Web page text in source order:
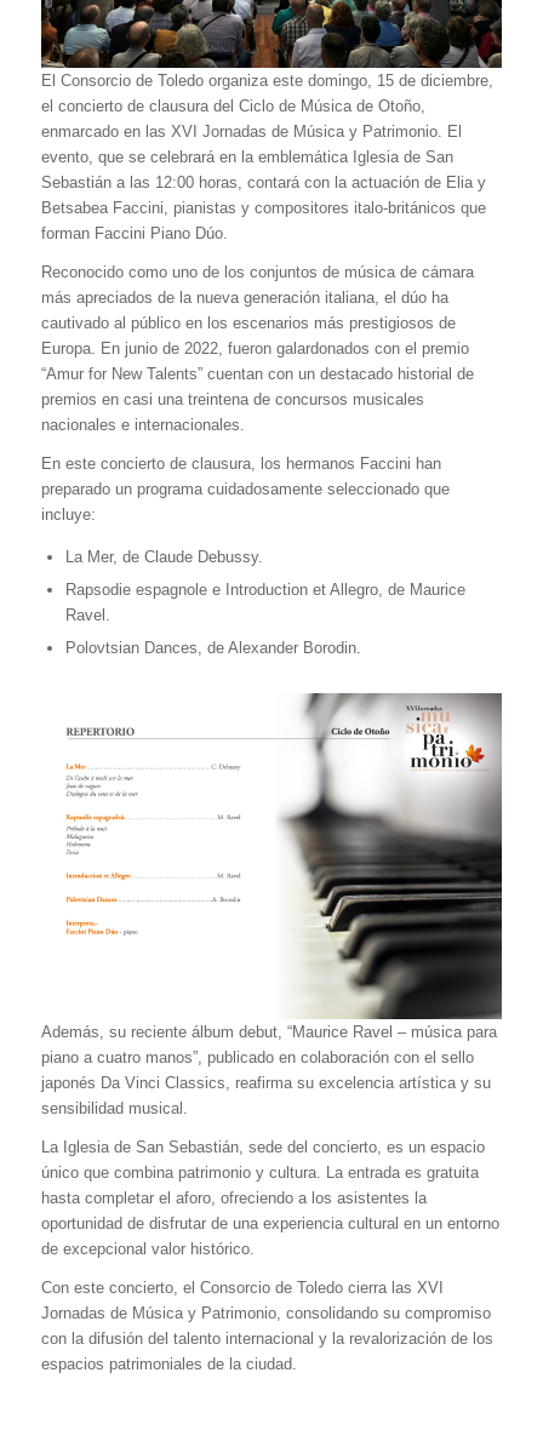
El Consorcio de Toledo organiza este domingo, 15 de diciembre,
el concierto de clausura del Ciclo de Música de Otoño,
enmarcado en las XVI Jornadas de Música y Patrimonio. El
evento, que se celebrará en la emblemática Iglesia de San
Sebastián a las 12:00 horas, contará con la actuación de Elia y
Betsabea Faccini, pianistas y compositores italo-británicos que
forman Faccini Piano Dúo.
Reconocido como uno de los conjuntos de música de cámara
más apreciados de la nueva generación italiana, el dúo ha
cautivado al público en los escenarios más prestigiosos de
Europa. En junio de 2022, fueron galardonados con el premio
“Amur for New Talents” cuentan con un destacado historial de
premios en casi una treintena de concursos musicales
nacionales e internacionales.
En este concierto de clausura, los hermanos Faccini han
preparado un programa cuidadosamente seleccionado que
incluye:
La Mer, de Claude Debussy.
Rapsodie espagnole e Introduction et Allegro, de Maurice
Ravel.
Polovtsian Dances, de Alexander Borodin.
Además, su reciente álbum debut, “Maurice Ravel – música para
piano a cuatro manos”, publicado en colaboración con el sello
japonés Da Vinci Classics, reafirma su excelencia artística y su
sensibilidad musical.
La Iglesia de San Sebastián, sede del concierto, es un espacio
único que combina patrimonio y cultura. La entrada es gratuita
hasta completar el aforo, ofreciendo a los asistentes la
oportunidad de disfrutar de una experiencia cultural en un entorno
de excepcional valor histórico.
Con este concierto, el Consorcio de Toledo cierra las XVI
Jornadas de Música y Patrimonio, consolidando su compromiso
con la difusión del talento internacional y la revalorización de los
espacios patrimoniales de la ciudad.